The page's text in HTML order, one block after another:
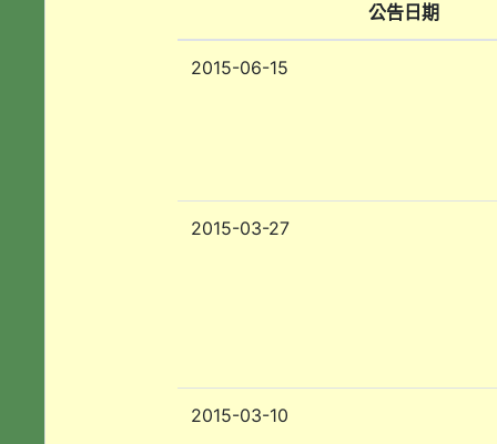
公告日期
2015-06-15
2015-03-27
2015-03-10